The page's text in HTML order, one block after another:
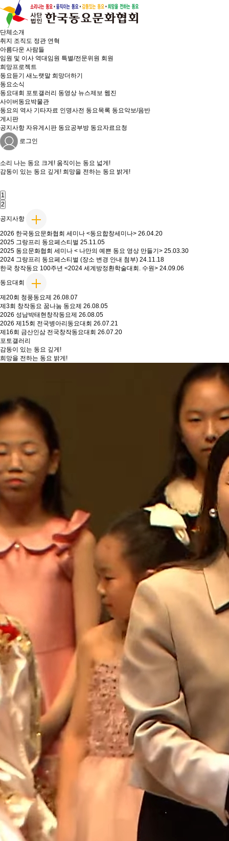
단체소개
취지 조직도 정관 연혁
아름다운 사람들
임원 및 이사 역대임원 특별/전문위원 회원
희망프로젝트
동요듣기 새노랫말 희망더하기
동요소식
동요대회 포토갤러리 동영상 뉴스제보 웹진
사이버동요박물관
동요의 역사 기타자료 인명사전 동요목록 동요악보/음반
게시판
공지사항 자유게시판 동요공부방 동요자료요청
로그인
소리 나는 동요 크게! 움직이는 동요 넓게!
감동이 있는 동요 깊게! 희망을 전하는 동요 밝게!
1
2
공지사항
2026 한국동요문화협회 세미나 <동요합창세미나> 26.04.20
2025 그랑프리 동요페스티벌 25.11.05
2025 동요문화협회 세미나 < 나만의 예쁜 동요 영상 만들기> 25.03.30
2024 그랑프리 동요페스티벌 (장소 변경 안내 첨부) 24.11.18
한국 창작동요 100주년 <2024 세계방정환학술대회. 수원> 24.09.06
동요대회
제20회 청풍동요제 26.08.07
제3회 창작동요 꿈나눔 동요제 26.08.05
2026 성남박태현창작동요제 26.08.05
2026 제15회 전국병아리동요대회 26.07.21
제16회 금산인삼 전국창작동요대회 26.07.20
포토갤러리
감동이 있는 동요 깊게!
희망을 전하는 동요 밝게!